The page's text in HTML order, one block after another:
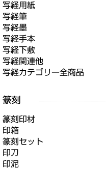
写経用紙
写経筆
写経墨
写経手本
写経下敷
写経関連他
写経カテゴリー全商品
篆刻印材
印箱
篆刻セット
印刀
印泥